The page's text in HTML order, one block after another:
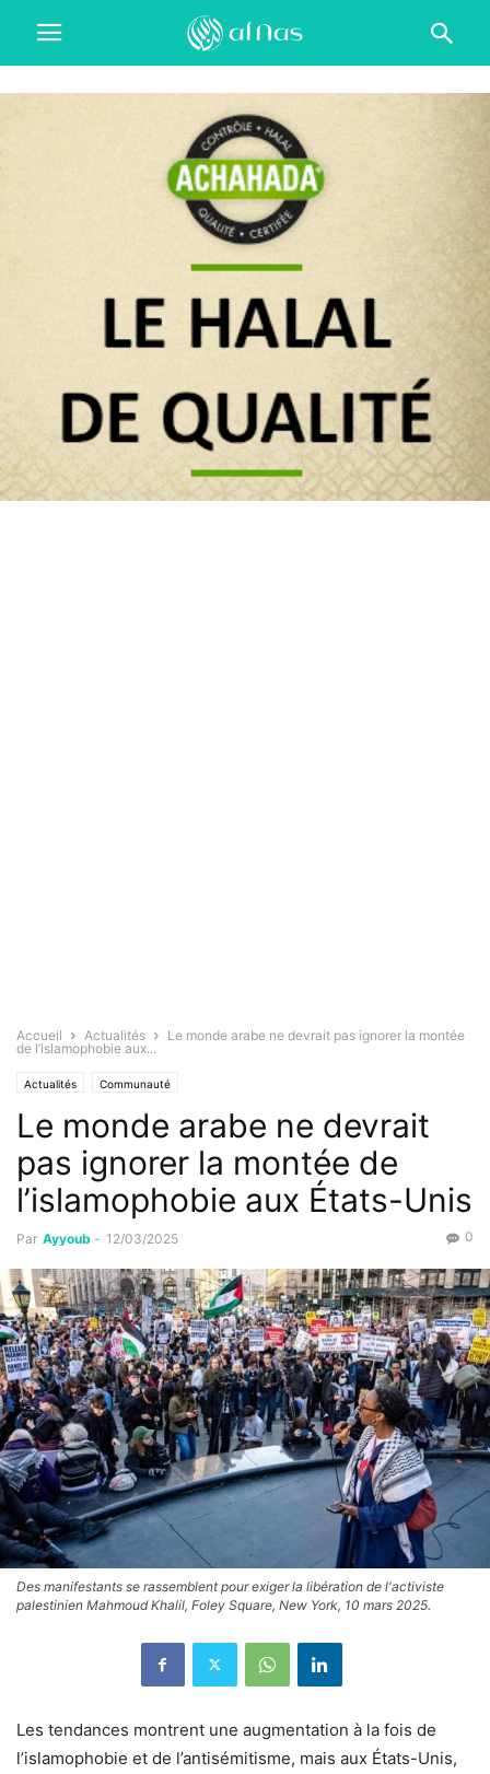
Accueil Actualités
Le monde arabe ne devrait pas ignorer la montée
de l’islamophobie aux...
Actualités Communauté
Le monde arabe ne devrait
pas ignorer la montée de
l’islamophobie aux États-Unis
Par Ayyoub - 12/03/2025 0
Des manifestants se rassemblent pour exiger la libération de l'activiste
palestinien Mahmoud Khalil, Foley Square, New York, 10 mars 2025.
Les tendances montrent une augmentation à la fois de
l’islamophobie et de l’antisémitisme, mais aux États-Unis,